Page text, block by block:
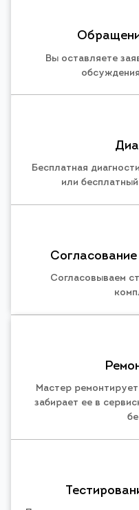
Вы оставляете
Бесплатная
или
Согласовываем
Мастер
забирает ее в